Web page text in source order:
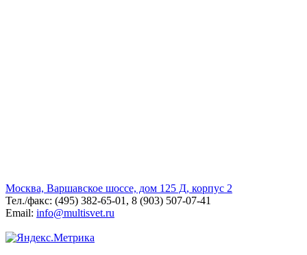
Москва, Варшавское шоссе, дом 125 Д, корпус 2
Тел./факс: (495) 382-65-01, 8 (903) 507-07-41
Email: info@multisvet.ru